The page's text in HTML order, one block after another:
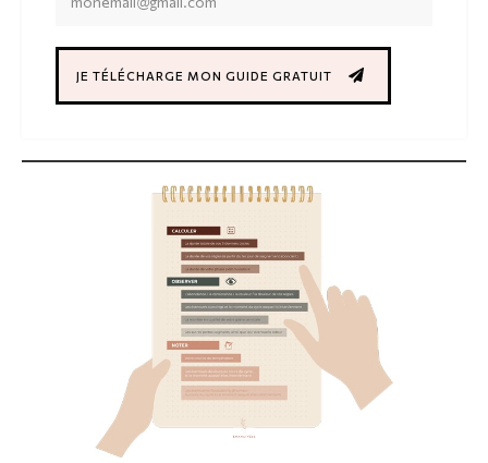
JE TÉLÉCHARGE MON GUIDE GRATUIT